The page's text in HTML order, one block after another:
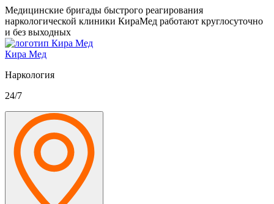
Медицинские бригады быстрого реагирования
наркологической клиники КираМед работают круглосуточно
и без выходных
Кира Мед
Наркология
24/7